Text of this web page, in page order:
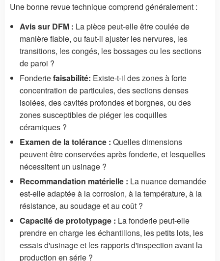
Une bonne revue technique comprend généralement :
Avis sur DFM : La pièce peut-elle être coulée de
manière fiable, ou faut-il ajuster les nervures, les
transitions, les congés, les bossages ou les sections
de paroi ?
Fonderiefaisabilité: Existe-t-il des zones à forte
concentration de particules, des sections denses
isolées, des cavités profondes et borgnes, ou des
zones susceptibles de piéger les coquilles
céramiques ?
Examen de la tolérance : Quelles dimensions
peuvent être conservées après fonderie, et lesquelles
nécessitent un usinage ?
Recommandation matérielle : La nuance demandée
est-elle adaptée à la corrosion, à la température, à la
résistance, au soudage et au coût ?
Capacité de prototypage : La fonderie peut-elle
prendre en charge les échantillons, les petits lots, les
essais d'usinage et les rapports d'inspection avant la
production en série ?